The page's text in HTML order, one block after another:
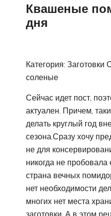
Квашеные
дня
Категория:
соленые
Сейчас идет пост,
актуален. Причем,
делать круглый год
сезона.Сразу хочу
не для
никогда не пробовала
страна вечных
нет необходимости
многих нет места